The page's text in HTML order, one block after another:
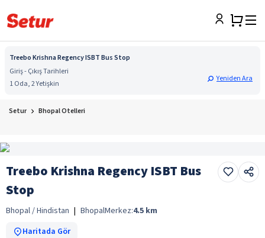
Treebo Krishna Regency ISBT Bus Stop
Giriş - Çıkış Tarihleri
1 Oda, 2 Yetişkin
Yeniden Ara
Setur Bhopal Otelleri
Treebo Krishna Regency ISBT Bus
Stop
Bhopal / Hindistan | BhopalMerkez:4.5 km
Haritada Gör